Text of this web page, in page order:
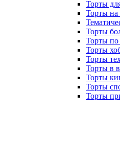
Торты
Торты
Торты
Торты по
Торты
Торты
Торты в
Торты
Торты
Торты